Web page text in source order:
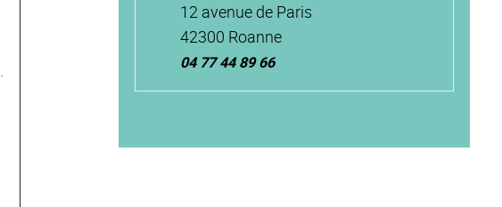
12 avenue de Paris
42300 Roanne
04 77 44 89 66